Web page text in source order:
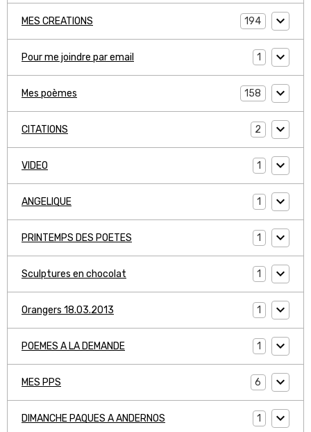
MES CREATIONS 194
Pour me joindre par email 1
Mes poèmes 158
CITATIONS 2
VIDEO 1
ANGELIQUE 1
PRINTEMPS DES POETES 1
Sculptures en chocolat 1
Orangers 18.03.2013 1
POEMES A LA DEMANDE 1
MES PPS 6
DIMANCHE PAQUES A ANDERNOS 1